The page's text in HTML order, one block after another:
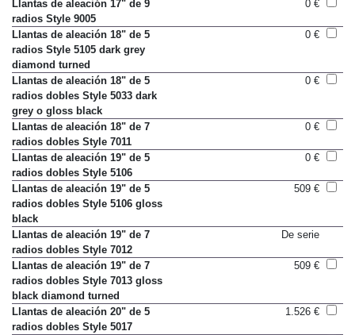
Llantas de aleación 17" de 9
radios Style 9005
0 €
Llantas de aleación 18" de 5
radios Style 5105 dark grey
diamond turned
0 €
Llantas de aleación 18" de 5
radios dobles Style 5033 dark
grey o gloss black
0 €
Llantas de aleación 18" de 7
radios dobles Style 7011
0 €
Llantas de aleación 19" de 5
radios dobles Style 5106
0 €
Llantas de aleación 19" de 5
radios dobles Style 5106 gloss
black
509 €
Llantas de aleación 19" de 7
radios dobles Style 7012
De serie
Llantas de aleación 19" de 7
radios dobles Style 7013 gloss
black diamond turned
509 €
Llantas de aleación 20" de 5
radios dobles Style 5017
1.526 €